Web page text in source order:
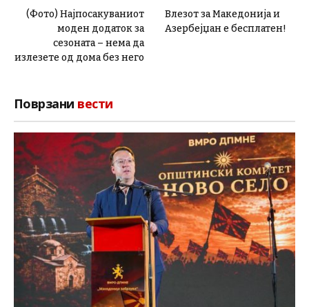
(Фото) Најпосакуваниот
моден додаток за
сезоната – нема да
излезете од дома без него
Влезот за Македонија и
Азербејџан е бесплатен!
Поврзани вести